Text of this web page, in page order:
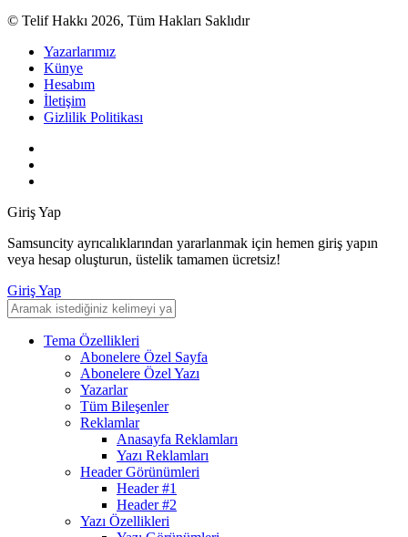
© Telif Hakkı 2026, Tüm Hakları Saklıdır
Yazarlarımız
Künye
Hesabım
İletişim
Gizlilik Politikası
Giriş Yap
Samsuncity ayrıcalıklarından yararlanmak için hemen giriş yapın
veya hesap oluşturun, üstelik tamamen ücretsiz!
Giriş Yap
Tema Özellikleri
Abonelere Özel Sayfa
Abonelere Özel Yazı
Yazarlar
Tüm Bileşenler
Reklamlar
Anasayfa Reklamları
Yazı Reklamları
Header Görünümleri
Header #1
Header #2
Yazı Özellikleri